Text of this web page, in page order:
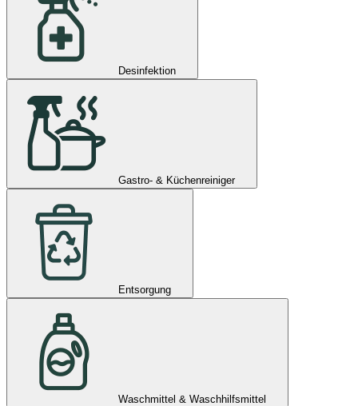
Desinfektion
Gastro- & Küchenreiniger
Entsorgung
Waschmittel & Waschhilfsmittel